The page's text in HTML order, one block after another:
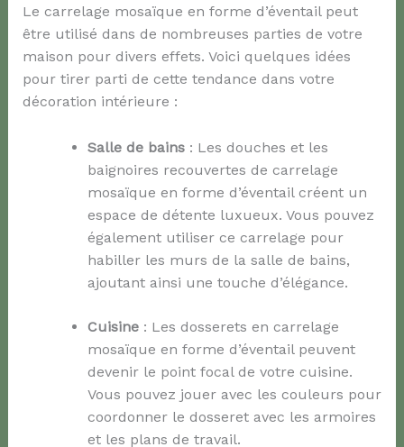
Le carrelage mosaïque en forme d’éventail peut
être utilisé dans de nombreuses parties de votre
maison pour divers effets. Voici quelques idées
pour tirer parti de cette tendance dans votre
décoration intérieure :
Salle de bains: Les douches et les
baignoires recouvertes de carrelage
mosaïque en forme d’éventail créent un
espace de détente luxueux. Vous pouvez
également utiliser ce carrelage pour
habiller les murs de la salle de bains,
ajoutant ainsi une touche d’élégance.
Cuisine: Les dosserets en carrelage
mosaïque en forme d’éventail peuvent
devenir le point focal de votre cuisine.
Vous pouvez jouer avec les couleurs pour
coordonner le dosseret avec les armoires
et les plans de travail.